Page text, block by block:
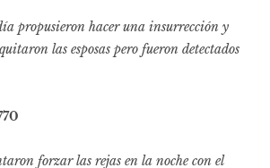
propusieron hacer una insurrección y
las esposas pero fueron detectados
forzar las rejas en la noche con el